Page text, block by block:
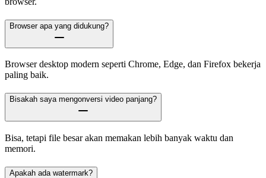
Browser apa yang didukung?
Browser desktop modern seperti Chrome, Edge, dan Firefox bekerja
paling baik.
Bisakah saya mengonversi video panjang?
Bisa, tetapi file besar akan memakan lebih banyak waktu dan
memori.
Apakah ada watermark?